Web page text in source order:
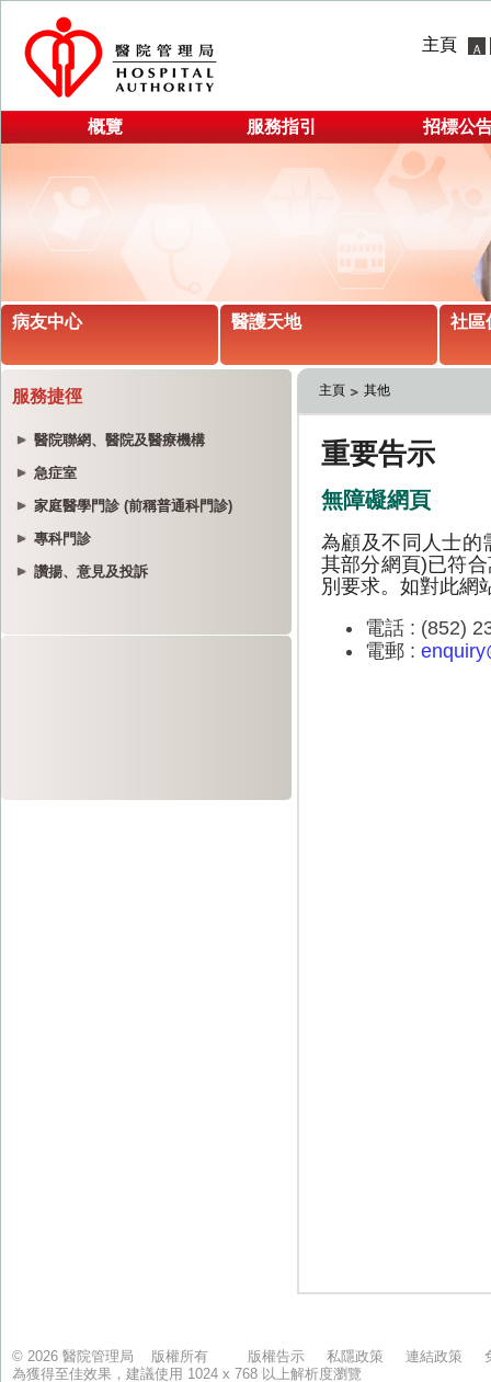
主頁
概覽 服務指引 招標公
病友中心 醫護天地 社區
服務捷徑
醫院聯網、醫院及醫療機構
急症室
家庭醫學門診 (前稱普通科門診)
專科門診
讚揚、意見及投訴
主頁 其他
© 2026 醫院管理局 版權所有 版權告示 私隱政策 連結政策
為獲得至佳效果，建議使用 1024 x 768 以上解析度瀏覽